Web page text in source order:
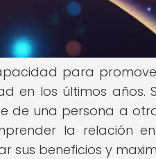
para
en los últimos años.
de una persona a
la relación
beneficios y